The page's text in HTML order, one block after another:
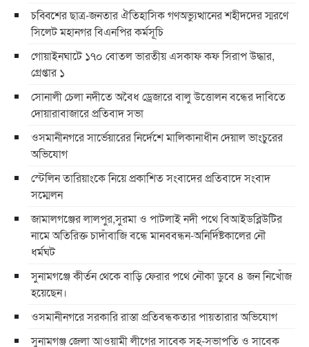
চব্বিশের ছাত্র-জনতার ঐতিহাসিক গণঅভ্যুত্থানের শহীদদের স্মরণে
সিলেট মহানগর বিএনপির কর্মসূচি
গোয়াইনঘাটে ১৭০ বোতল ভারতীয় এসকাফ কফ সিরাপ উদ্ধার,
গ্রেপ্তার ১
সোনালী চেলা নদীতে অবৈধ ড্রেজারে বালু উত্তোলন বন্ধের দাবিতে
দোয়ারাবাজারে প্রতিবাদ সভা
ওসমানীনগরে সার্ভেয়ারের নির্দেশে মালিকানাধীন দেয়াল ভাংচুরের
অভিযোগ
স্টেলিন তারিয়াংকে নিয়ে প্রকাশিত সংবাদের প্রতিবাদে সংবাদ
সম্মেলন
জামালগঞ্জের লালপুর,সুরমা ও পাটলাই নদী পথে বিআইডব্লিউটির
নামে অতিরিক্ত চাদাঁবাজি বন্ধে মানববন্ধন-অনির্দিষ্টকালের নৌ
ধর্মঘট
সুনামগঞ্জে কীর্তন থেকে বাড়ি ফেরার পথে নৌকা ডুবে ৪ জন নিখোঁজ
হয়েছেন।
ওসমানীনগরে সরকারি রাস্তা প্রতিবন্ধকতার পায়তারার অভিযোগ
সুনামগঞ্জ জেলা আওয়ামী লীগের সাবেক সহ-সভাপতি ও সাবেক